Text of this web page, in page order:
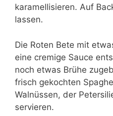
karamellisieren. Auf
lassen.
Die Roten Bete mit
eine cremige Sauce
noch etwas Brühe
frisch gekochten
Walnüssen, der
servieren.